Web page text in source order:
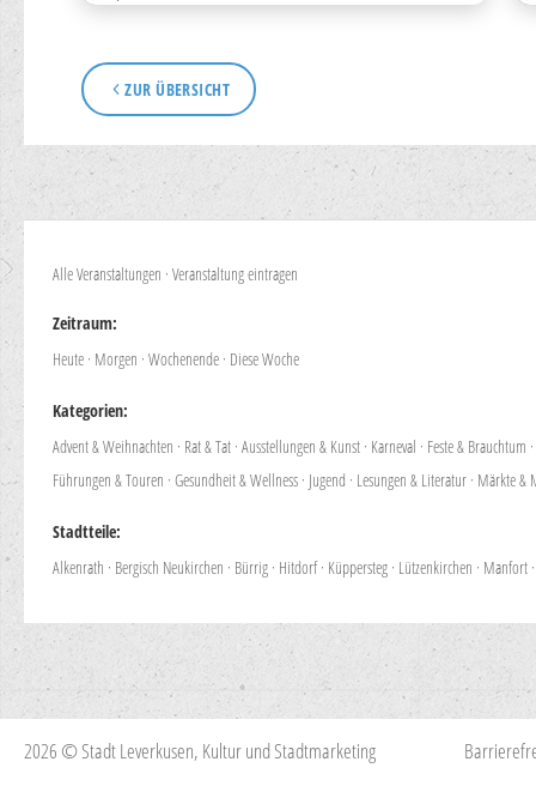
ZUR ÜBERSICHT
Alle Veranstaltungen · Veranstaltung eintragen
Zeitraum:
Heute · Morgen · Wochenende · Diese Woche
Kategorien:
Advent & Weihnachten · Rat & Tat · Ausstellungen & Kunst · Karneval · Feste & Brauchtum ·
Führungen & Touren · Gesundheit & Wellness · Jugend · Lesungen & Literatur · Märkte &
Stadtteile:
Alkenrath · Bergisch Neukirchen · Bürrig · Hitdorf· Küppersteg · Lützenkirchen · Manfort
2026 © Stadt Leverkusen, Kultur und Stadtmarketing